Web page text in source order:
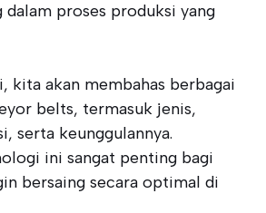
dalam proses produksi yang
kita akan membahas berbagai
belts, termasuk jenis,
serta keunggulannya.
ini sangat penting bagi
bersaing secara optimal di